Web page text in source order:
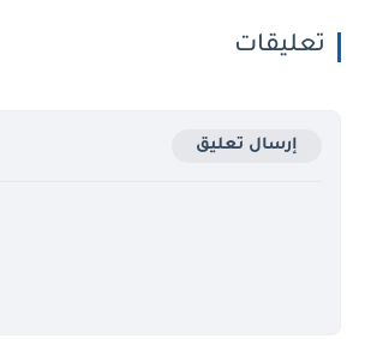
تعليقات
إرسال تعليق